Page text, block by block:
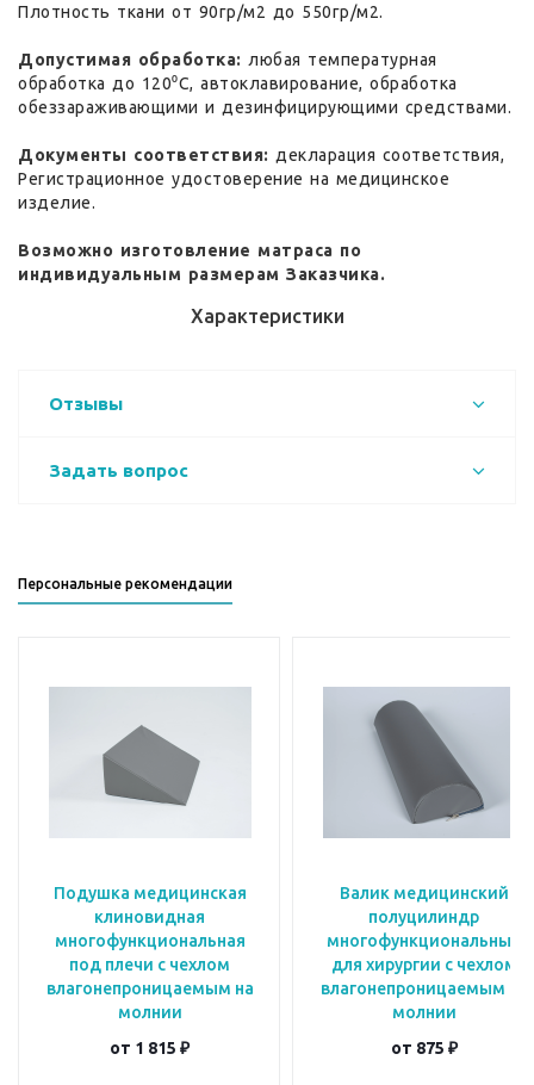
Плотность ткани от 90гр/м2 до 550гр/м2.
Допустимая обработка: любая температурная
обработка до 120⁰С, автоклавирование, обработка
обеззараживающими и дезинфицирующими средствами.
Документы соответствия: декларация соответствия,
Регистрационное удостоверение на медицинское
изделие.
Возможно изготовление матраса по
индивидуальным размерам Заказчика.
Характеристики
Отзывы
Задать вопрос
Персональные рекомендации
Подушка медицинская
клиновидная
многофункциональная
под плечи с чехлом
влагонепроницаемым на
молнии
от 1 815 ₽
Валик медицинский
полуцилиндр
многофункциональный
для хирургии с чехлом
влагонепроницаемым на
молнии
от 875 ₽